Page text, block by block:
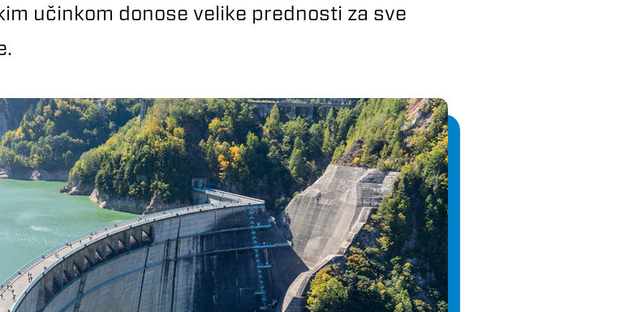
učinkom donose velike prednosti za sve